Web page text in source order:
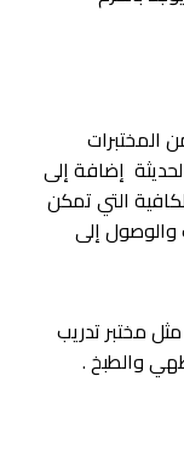
المختبرات
إضافة إلى
التي تمكن
إلى
مختبر تدريب
والطبخ .